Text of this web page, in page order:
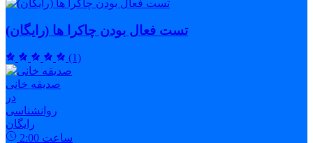
تست فعال بودن چاکرا ها (رایگان)
(1)
صدیقه خانی
در
روانشناسی
رایگان
2:00 ساعت